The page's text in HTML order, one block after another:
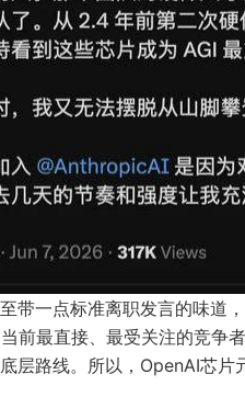
带一点标准离职发言的味道
前最直接、最受关注的竞争
层路线。所以，OpenAI芯